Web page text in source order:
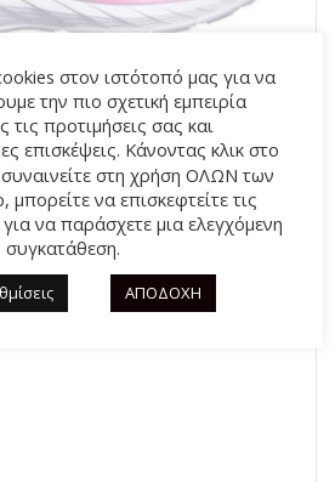
skechers Boundless Color Blitz
χρώμα
στον ιστότοπό μας για να
την πιο σχετική εμπειρία
τις προτιμήσεις σας και
επισκέψεις. Κάνοντας κλικ στο
στη χρήση ΟΛΩΝ των
να επισκεφτείτε τις
να παράσχετε μια ελεγχόμενη
συγκατάθεση.
ΑΠΟΔΟΧΗ